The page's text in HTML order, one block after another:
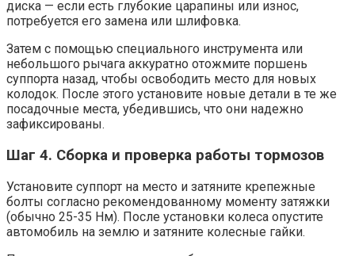
диска — если есть глубокие царапины или износ,
потребуется его замена или шлифовка.
Затем с помощью специального инструмента или
небольшого рычага аккуратно отожмите поршень
суппорта назад, чтобы освободить место для новых
колодок. После этого установите новые детали в те же
посадочные места, убедившись, что они надежно
зафиксированы.
Шаг 4. Сборка и проверка работы тормозов
Установите суппорт на место и затяните крепежные
болты согласно рекомендованному моменту затяжки
(обычно 25-35 Нм). После установки колеса опустите
автомобиль на землю и затяните колесные гайки.